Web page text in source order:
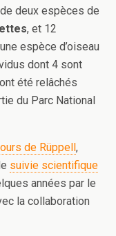
deux espèces de
, et 12
espèce d’oiseau
dont 4 sont
été relâchés
du Parc National
de Rüppell,
suivie scientifique
années par le
la collaboration